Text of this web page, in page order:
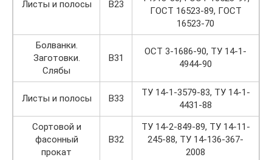
Листы и полосы В23
ГОСТ 16523-89, ГОСТ
16523-70
Болванки.
Заготовки.
Слябы
В31
ОСТ 3-1686-90, TУ 14-1-
4944-90
Листы и полосы В33
TУ 14-1-3579-83, TУ 14-1-
4431-88
Сортовой и
фасонный
прокат
В32
TУ 14-2-849-89, TУ 14-11-
245-88, TУ 14-136-367-
2008